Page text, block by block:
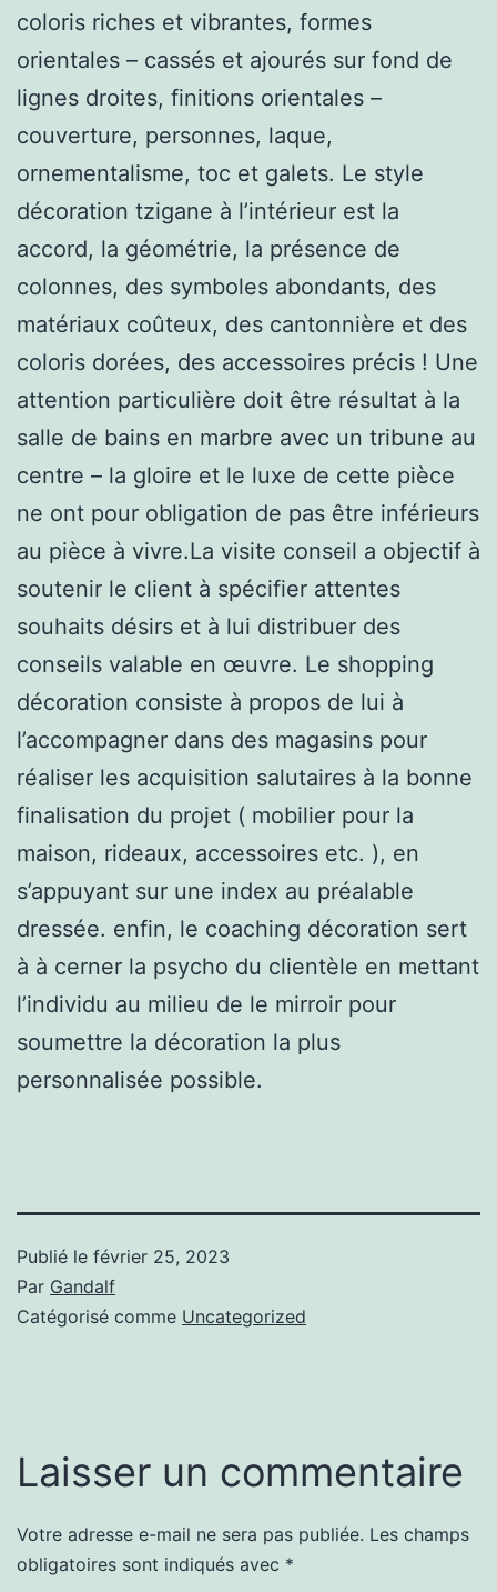
coloris riches et vibrantes, formes
orientales – cassés et ajourés sur fond de
lignes droites, finitions orientales –
couverture, personnes, laque,
ornementalisme, toc et galets. Le style
décoration tzigane à l’intérieur est la
accord, la géométrie, la présence de
colonnes, des symboles abondants, des
matériaux coûteux, des cantonnière et des
coloris dorées, des accessoires précis ! Une
attention particulière doit être résultat à la
salle de bains en marbre avec un tribune au
centre – la gloire et le luxe de cette pièce
ne ont pour obligation de pas être inférieurs
au pièce à vivre.La visite conseil a objectif à
soutenir le client à spécifier attentes
souhaits désirs et à lui distribuer des
conseils valable en œuvre. Le shopping
décoration consiste à propos de lui à
l’accompagner dans des magasins pour
réaliser les acquisition salutaires à la bonne
finalisation du projet ( mobilier pour la
maison, rideaux, accessoires etc. ), en
s’appuyant sur une index au préalable
dressée. enfin, le coaching décoration sert
à à cerner la psycho du clientèle en mettant
l’individu au milieu de le mirroir pour
soumettre la décoration la plus
personnalisée possible.
Publié le février 25, 2023
Par Gandalf
Catégorisé comme Uncategorized
Laisser un commentaire
Votre adresse e-mail ne sera pas publiée. Les champs
obligatoires sont indiqués avec *